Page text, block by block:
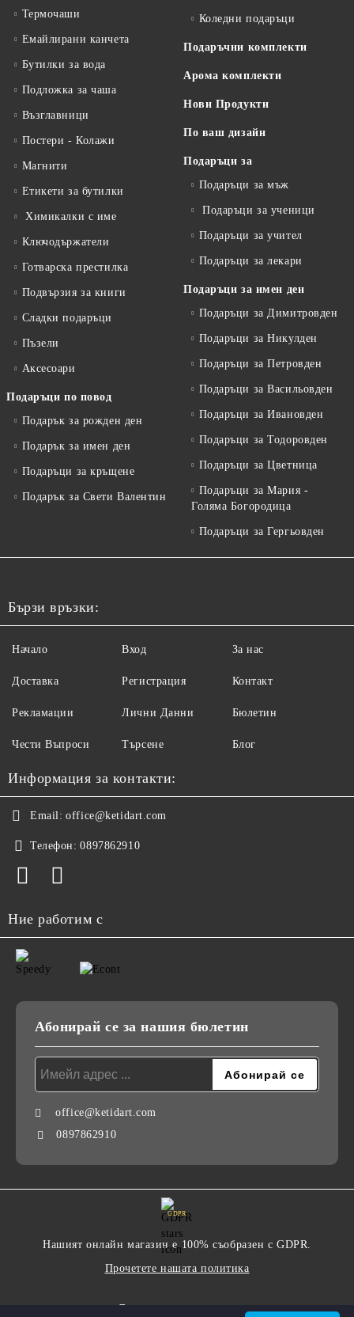
Термочаши
Емайлирани канчета
Бутилки за вода
Подложка за чаша
Възглавници
Постери - Колажи
Магнити
Етикети за бутилки
Химикалки с име
Ключодържатели
Готварска престилка
Подвързия за книги
Сладки подаръци
Пъзели
Аксесоари
Подаръци по повод
Подарък за рожден ден
Подарък за имен ден
Подаръци за кръщене
Подарък за Свети Валентин
Коледни подаръци
Подаръчни комплекти
Арома комплекти
Нови Продукти
По ваш дизайн
Подаръци за
Подаръци за мъж
Подаръци за ученици
Подаръци за учител
Подаръци за лекари
Подаръци за имен ден
Подаръци за Димитровден
Подаръци за Никулден
Подаръци за Петровден
Подаръци за Васильовден
Подаръци за Ивановден
Подаръци за Тодоровден
Подаръци за Цветница
Подаръци за Мария -
Голяма Богородица
Подаръци за Гергьовден
Бързи връзки:
Начало
Доставка
Рекламации
Чести Въпроси
Вход
Регистрация
Лични Данни
Търсене
За нас
Контакт
Бюлетин
Блог
Информация за контакти:
Email: office@ketidart.com
Телефон: 0897862910
Ние работим с
Абонирай се за нашия бюлетин
office@ketidart.com
0897862910
GDPR
Нашият онлайн магазин е 100% съобразен с GDPR.
Прочетете нашата политика